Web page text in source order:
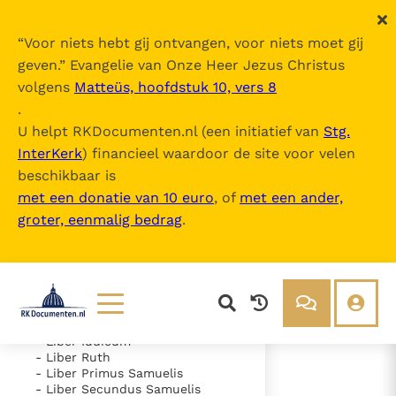
“Voor niets hebt gij ontvangen, voor niets moet gij
geven.” Evangelie van Onze Heer Jezus Christus
volgens Matteüs, hoofdstuk 10, vers 8
.
U helpt RKDocumenten.nl (een initiatief van Stg.
InterKerk) financieel waardoor de site voor velen
beschikbaar is
met een donatie van 10 euro, of met een ander,
groter, eenmalig bedrag.
Lezen
Documenten
Over ons
Nova Vulgata
Inhoudsopgave
uitklappen
- Vetus Testamentum
- Liber Exodus
- Liber Numeri
- Liber Deuteronomii
- Liber Iudicum
- Liber Ruth
- Liber Primus Samuelis
- Liber Secundus Samuelis
- Caput 2